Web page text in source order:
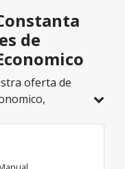
de
oferta de
desde solo